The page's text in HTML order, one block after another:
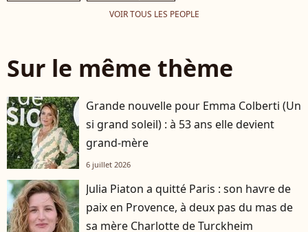
VOIR TOUS LES PEOPLE
Sur le même thème
Grande nouvelle pour Emma Colberti (Un
si grand soleil) : à 53 ans elle devient
grand-mère
6 juillet 2026
Julia Piaton a quitté Paris : son havre de
paix en Provence, à deux pas du mas de
sa mère Charlotte de Turckheim